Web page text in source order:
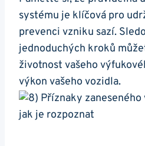
systému je ‍klíčová pro
prevenci vzniku sazí.
jednoduchých⁣ kroků
životnost vašeho‌
výkon‌ vašeho vozidla.